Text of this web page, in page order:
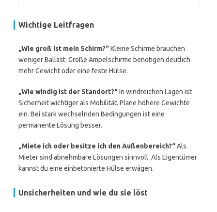
Wichtige Leitfragen
„Wie groß ist mein Schirm?“Kleine Schirme brauchen
weniger Ballast. Große Ampelschirme benötigen deutlich
mehr Gewicht oder eine feste Hülse.
„Wie windig ist der Standort?“In windreichen Lagen ist
Sicherheit wichtiger als Mobilität. Plane höhere Gewichte
ein. Bei stark wechselnden Bedingungen ist eine
permanente Lösung besser.
„Miete ich oder besitze ich den Außenbereich?“Als
Mieter sind abnehmbare Lösungen sinnvoll. Als Eigentümer
kannst du eine einbetonierte Hülse erwägen.
Unsicherheiten und wie du sie löst